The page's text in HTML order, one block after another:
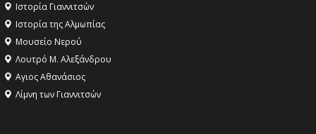
Ιστορία Γιαννιτσών
Ιστορία της Αλμωπίας
Μουσείο Νερού
Λουτρό Μ. Αλεξάνδρου
Αγιος Αθανάσιος
Λίμνη των Γιαννιτσών